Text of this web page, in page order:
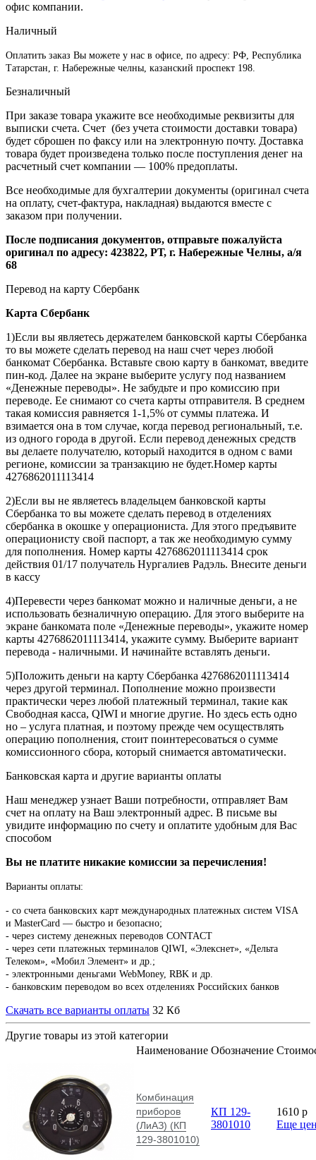
После подписания документов, отправьте пожалуйста
оригинал по адресу: 423822, РТ, г. Набережные Челны, а/я
68
Перевод на карту Сбербанк
КартаСбербанк
1)Если вы являетесь держателем банковской карты Сбербанка
то вы можете сделать перевод на наш счет через любой
банкомат Сбербанка. Вставьте свою карту в банкомат, введите
пин-код. Далее на экране выберите услугу под названием
«Денежные переводы». Не забудьте и про комиссию при
переводе. Ее снимают со счета карты отправителя. В среднем
такая комиссия равняется 1-1,5% от суммы платежа. И
взимается она в том случае, когда перевод региональный, т.е.
из одного города в другой. Если перевод денежных средств
вы делаете получателю, который находится в одном с вами
регионе, комиссии за транзакцию не будет.Номер карты
4276862011113414
2)Если вы не являетесь владельцем банковской карты
Сбербанка то вы можете сделать перевод в отделениях
сбербанка в окошке у операциониста. Для этого предъявите
для пополнения. Номер карты 4276862011113414 срок
действия 01/17 получатель Нургалиев Радэль. Внесите деньги
в кассу
4)Перевести через банкомат можно и наличные деньги, а не
использовать безналичную операцию. Для этого выберите на
экране банкомата поле «Денежные переводы», укажите номер
карты 4276862011113414, укажите сумму. Выберите вариант
перевода - наличными. И начинайте вставлять деньги.
5)Положить деньги на карту Сбербанка 4276862011113414
через другой терминал. Пополнение можно произвести
Свободная касса, QIWI и многие другие. Но здесь есть одно
но – услуга платная, и поэтому прежде чем осуществлять
операцию пополнения, стоит поинтересоваться о сумме
комиссионного сбора, который снимается автоматически.
Банковская карта и другие варианты оплаты
Наш менеджер узнает Ваши потребности, отправляет Вам
счет на оплату на Ваш электронный адрес. В письме вы
увидите информацию по счету и оплатите удобным для Вас
способом
Вы не платите никакие комиссии за перечисления!
Варианты оплаты:
-со счета банковских карт международных платежных систем VISA
и MasterCard — быстро и безопасно;
- через систему денежных переводов CONTACT
- через сети платежных терминалов QIWI, «Элекснет», «Дельта
Телеком», «Мобил Элемент» и др.;
- электронными деньгами WebMoney, RBK и др.
- банковским переводом во всех отделениях Российских банков
Скачать все варианты оплаты 32 Кб
Другие товары из этой категории
Наименование
Обозначение
(ЛиАЗ) (КП
129-3801010)
3801010
Еще
Оплата заказа
Доставка
Возврат товара
Отзывы и предложения
Заказать звонок
Посетили 135-ю Кантонскую ярмарку в Гуанчжоу (Canton Fair
весна 2024)
30.10.2019
Секреты мастерства от компании «Деловые запчасти»
Подписаться на рассылку
Акции